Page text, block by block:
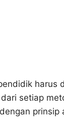
harus
setiap
prinsip